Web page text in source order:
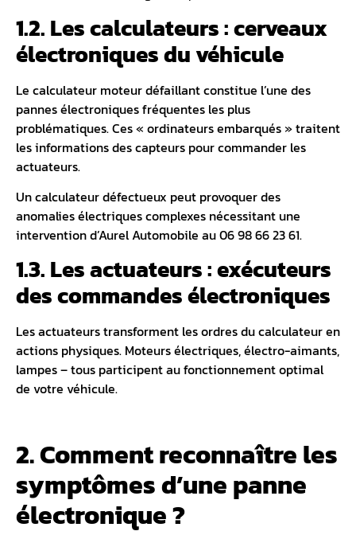
1.2. Les calculateurs : cerveaux
électroniques du véhicule
Le calculateur moteurdéfaillant constitue l’une des
pannes électroniques fréquentes les plus
problématiques. Ces « ordinateurs embarqués » traitent
les informations des capteurs pour commander les
actuateurs.
Un calculateur défectueux peut provoquer des
anomalies électriques complexes nécessitant une
intervention d’Aurel Automobile au 06 98 66 23 61.
1.3. Les actuateurs : exécuteurs
des commandes électroniques
Les actuateurs transforment les ordres du calculateur en
actions physiques. Moteurs électriques, électro-aimants,
lampes – tous participent au fonctionnement optimal
de votre véhicule.
2. Comment reconnaître les
symptômes d’une panne
électronique ?